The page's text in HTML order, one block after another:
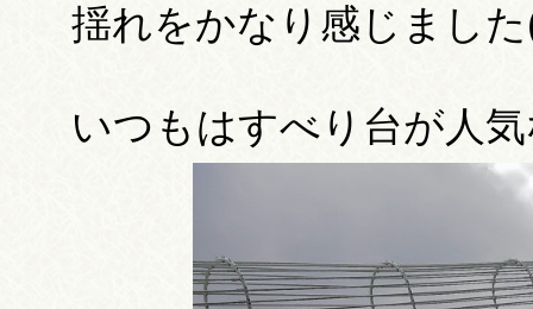
揺れをかなり感じまし
いつもはすべり台が人